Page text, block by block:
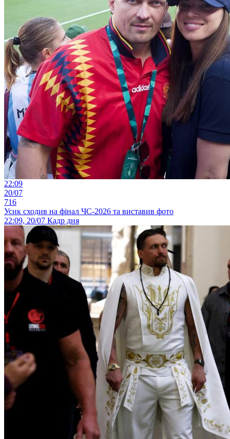
22:09
20/07
716
Усик сходив на фінал ЧС-2026 та виставив фото
22:09, 20/07 Кадр дня